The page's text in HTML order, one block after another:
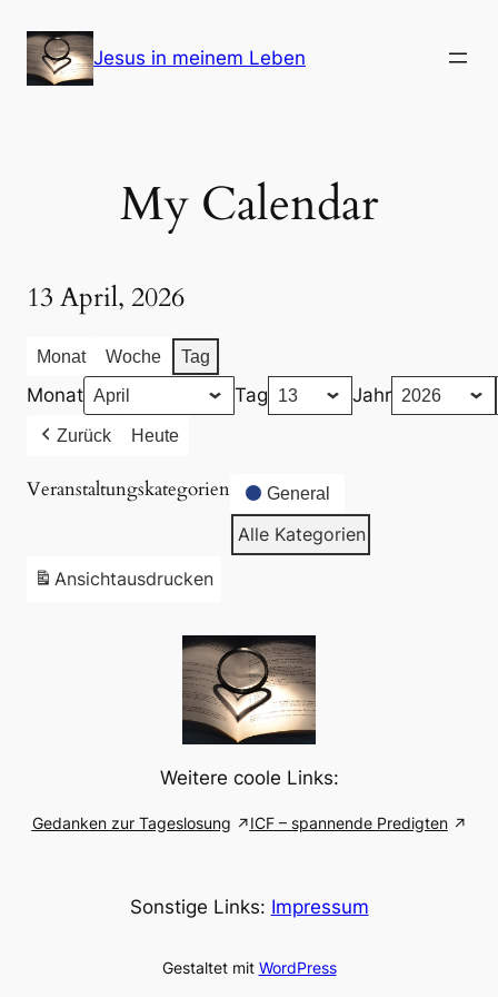
Inhalt
springen
Jesus in meinem Leben
My Calendar
13 April, 2026
Monat Woche Tag
Monat Tag Jahr
Zurück Heute
Veranstaltungskategorien General
Alle Kategorien
Ansichtausdrucken
Weitere coole Links:
Gedanken zur Tageslosung ICF – spannende Predigten
Sonstige Links: Impressum
Gestaltet mit WordPress